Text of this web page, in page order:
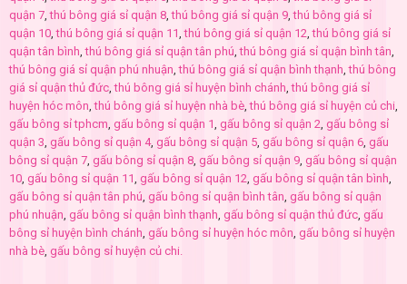
quận 7,thú bông giá sỉ quận 8,thú bông giá sỉ quận 9,thú bông giá sỉ
quận 10,thú bông giá sỉ quận 11,thú bông giá sỉ quận 12,thú bông giá sỉ
quận tân bình,thú bông giá sỉ quận tân phú,thú bông giá sỉ quận bình tân,
thú bông giá sỉ quận phú nhuận,thú bông giá sỉ quận bình thạnh,thú bông
giá sỉ quận thủ đức,thú bông giá sỉ huyện bình chánh,thú bông giá sỉ
huyện hóc môn,thú bông giá sỉ huyện nhà bè,thú bông giá sỉ huyện củ chi,
gấu bông sỉ tphcm, gấu bông sỉ quận 1, gấu bông sỉ quận 2, gấu bông sỉ
quận 3, gấu bông sỉ quận 4, gấu bông sỉ quận 5, gấu bông sỉ quận 6, gấu
bông sỉ quận 7, gấu bông sỉ quận 8, gấu bông sỉ quận 9, gấu bông sỉ quận
10, gấu bông sỉ quận 11, gấu bông sỉ quận 12, gấu bông sỉ quận tân bình,
gấu bông sỉ quận tân phú, gấu bông sỉ quận bình tân, gấu bông sỉ quận
phú nhuận, gấu bông sỉ quận bình thạnh, gấu bông sỉ quận thủ đức, gấu
bông sỉ huyện bình chánh, gấu bông sỉ huyện hóc môn, gấu bông sỉ huyện
nhà bè, gấu bông sỉ huyện củ chi.